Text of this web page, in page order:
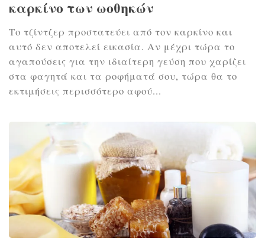
καρκίνο των ωοθηκών
Το τζίντζερ προστατεύει από τον καρκίνο και
αυτό δεν αποτελεί εικασία. Αν μέχρι τώρα το
αγαπούσεις για την ιδιαίτερη γεύση που χαρίζει
στα φαγητά και τα ροφήματά σου, τώρα θα το
εκτιμήσεις περισσότερο αφού...